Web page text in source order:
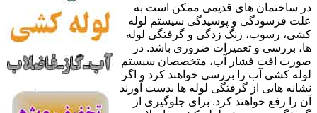
در ساختمان های قدیمی ممکن است به
علت فرسودگی و پوسیدگی سیستم لوله
کشی، رسوب، زنگ زدگی و گرفتگی لوله
ها، بررسی و تعمیرات ضروری باشد. در
صورت افت فشار آب، متخصصان سیستم
لوله کشی آب را بررسی خواهند کرد و اگر
نشانه هایی از گرفتگی لوله ها بدست آورند
آن را رفع خواهند کرد. برای جلوگیری از